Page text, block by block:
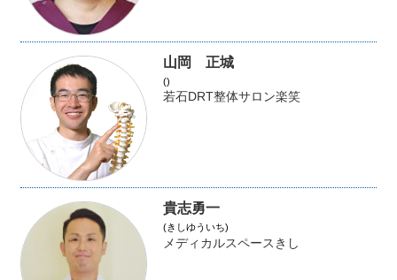
山岡 正城
()
若石DRT整体サロン楽笑
貴志勇一
(きしゆういち)
メディカルスペースきし